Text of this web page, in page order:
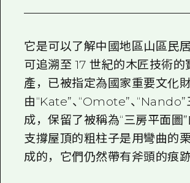
災難發生期間的交通
廣島縣觀光宣傳冊
它是可以了解中國地區山區民
可追溯至 17 世紀的木匠技術的
產，已被指定為國家重要文化
由“Kate”、“Omote”、
成，保留了被稱為“三房平面圖”
支撐屋頂的粗柱子是用彎曲的
成的，它們仍然帶有斧頭的痕跡